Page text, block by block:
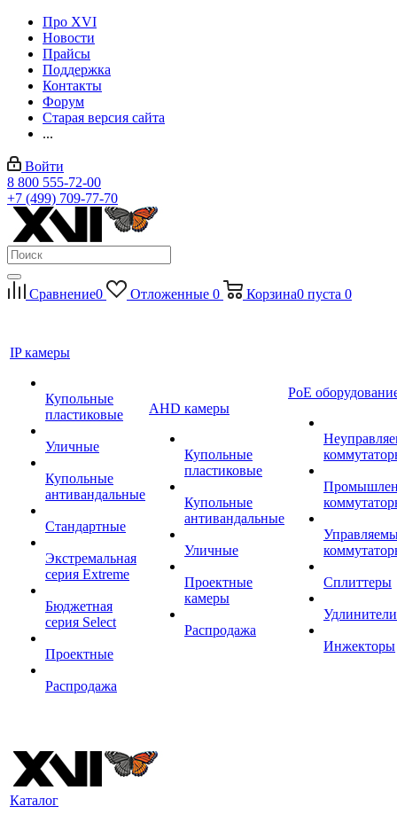
Про XVI
Новости
Прайсы
Поддержка
Контакты
Форум
Старая версия сайта
...
Войти
8 800 555-72-00
+7 (499) 709-77-70
Сравнение0 Отложенные 0 Корзина0 пуста 0
IP камеры
Купольные
пластиковые
Уличные
Купольные
антивандальные
Стандартные
Экстремальная
серия Extreme
Бюджетная
серия Select
Проектные
Распродажа
AHD камеры
Купольные
пластиковые
Купольные
антивандальные
Уличные
Проектные
камеры
Распродажа
PoE
Сплиттеры
Удлинители
Инжекторы
Каталог